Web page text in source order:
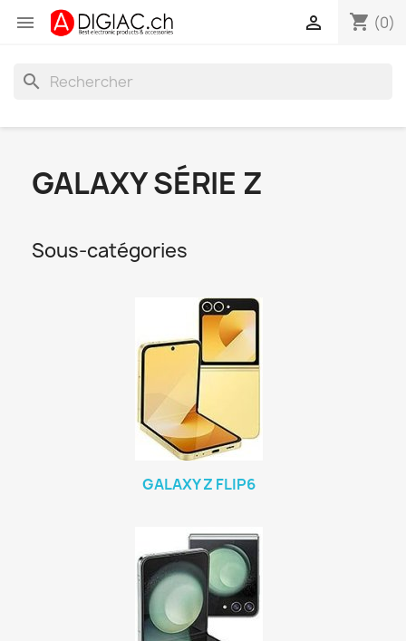
 shopping_cart (0)

search
GALAXY SÉRIE Z
Sous-catégories
GALAXY Z FLIP6